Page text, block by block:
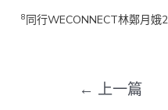
8同行WECONNECT林鄭月娥
← 上一篇